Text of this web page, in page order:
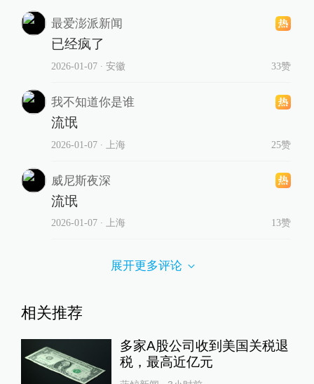
最爱澎派新闻
已经疯了
2026-01-07∙ 安徽 33赞
我不知道你是谁
流氓
2026-01-07∙ 上海 25赞
威尼斯夜深
流氓
2026-01-07∙ 上海 13赞
展开更多评论
相关推荐
多家A股公司收到美国关税退
税，最高近亿元